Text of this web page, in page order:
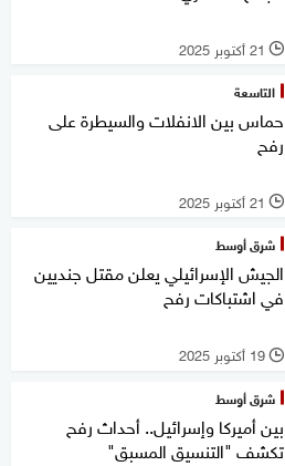
l 21 أكتوبر 2025
التاسعة
حماس بين الانفلات والسيطرة على
رفح
l 21 أكتوبر 2025
شرق أوسط
الجيش الإسرائيلي يعلن مقتل جنديين
في اشتباكات رفح
l 19 أكتوبر 2025
شرق أوسط
بين أميركا وإسرائيل.. أحداث رفح
تكشف "التنسيق المسبق"